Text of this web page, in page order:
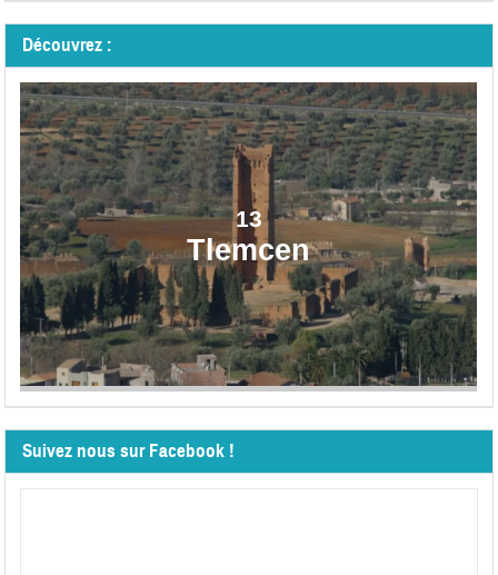
Découvrez :
13
Tlemcen
Suivez nous sur Facebook !